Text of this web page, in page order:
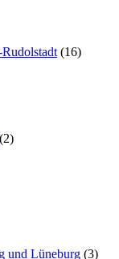
(16)
(2)
und Lüneburg (3)